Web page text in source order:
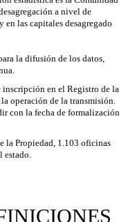
a nivel de
las capitales desagregado
la difusión de los datos,
.
inscripción en el Registro de la
operación de la transmisión.
con la fecha de formalización
la Propiedad, 1.103 oficinas
estado.